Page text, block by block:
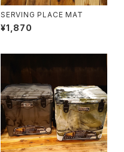
SERVING PLACE MAT
¥1,870